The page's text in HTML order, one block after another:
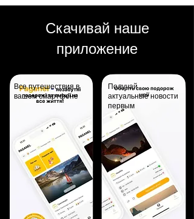
Скачивай наше
приложение
Все путешествия в
вашем смартфоне
Получай
актуальные новости
первым